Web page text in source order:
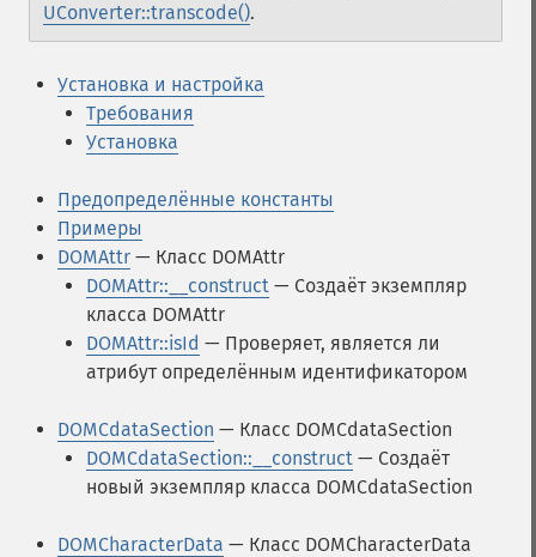
UConverter::transcode().
Установка и настройка
Требования
Установка
Предопределённые константы
Примеры
DOMAttr — Класс DOMAttr
DOMAttr::__construct — Создаёт экземпляр
класса DOMAttr
DOMAttr::isId — Проверяет, является ли
атрибут определённым идентификатором
DOMCdataSection — Класс DOMCdataSection
DOMCdataSection::__construct — Создаёт
новый экземпляр класса DOMCdataSection
DOMCharacterData — Класс DOMCharacterData